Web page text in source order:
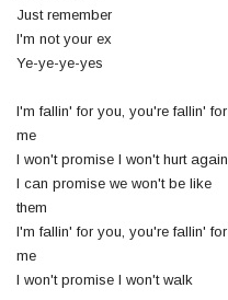
Just remember
I'm not your ex
Ye-ye-ye-yes
I'm fallin' for you, you're fallin' for
me
I won't promise I won't hurt again
I can promise we won't be like
them
I'm fallin' for you, you're fallin' for
me
I won't promise I won't walk